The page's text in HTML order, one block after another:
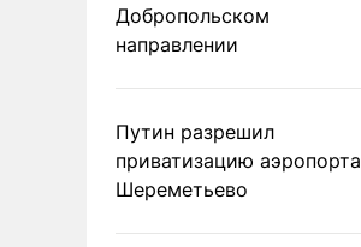
Добропольском
направлении
Путин разрешил
приватизацию аэропорта
Шереметьево